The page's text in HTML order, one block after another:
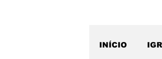
INÍCIO